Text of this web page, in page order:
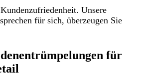
Unsere
für sich, überzeugen Sie
für